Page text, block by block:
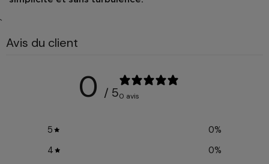
`
Avis du client
0 / 50 avis
5 0%
4
0%